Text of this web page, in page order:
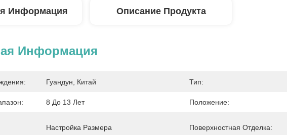
Информация Описание Продукта
Информация
Гуандун, Китай Тип:
8 До 13 Лет Положение:
Настройка Размера Поверхностная Отделка: